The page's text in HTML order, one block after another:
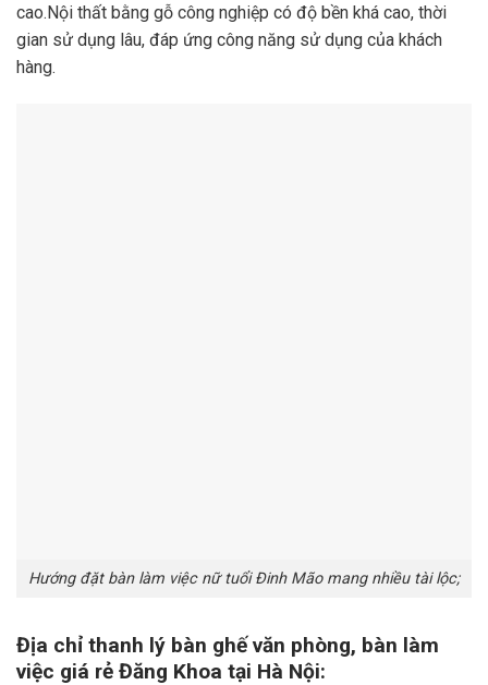
cao.Nội thất bằng gỗ công nghiệp có độ bền khá cao, thời
gian sử dụng lâu, đáp ứng công năng sử dụng của khách
hàng.
Hướng đặt bàn làm việc nữ tuổi Đinh Mão mang nhiều tài lộc;
Địa chỉ thanh lý bàn ghế văn phòng, bàn làm
việc giá rẻ Đăng Khoa tại Hà Nội: